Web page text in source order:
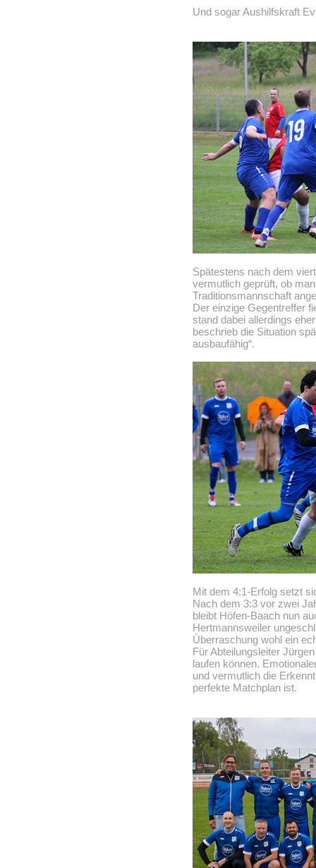
Und sogar Aushilfskraft
Spätestens nach dem
vermutlich geprüft, ob
Traditionsmannschaft
Der einzige Gegentreffer
stand dabei allerdings
beschrieb die Situation
ausbaufähig“.
Mit dem 4:1-Erfolg setzt
Nach dem 3:3 vor zwei
bleibt Höfen-Baach nun
Hertmannsweiler
Überraschung wohl ein
Für Abteilungsleiter
laufen können.
und vermutlich die
perfekte Matchplan ist.